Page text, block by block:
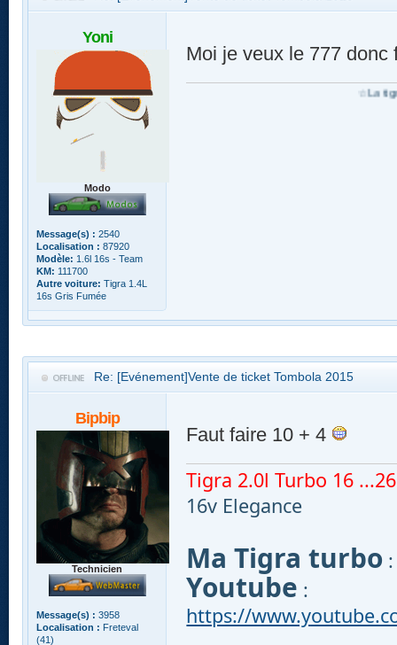
Yoni
Modo
Message(s) : 2540
Localisation : 87920
Modèle: 1.6l 16s - Team
KM: 111700
Autre voiture: Tigra 1.4L
16s Gris Fumée
Moi je veux le 777 donc
☆La tigraddiction ne se
Re: [Evénement]Vente de ticket Tombola 2015
Bipbip
Technicien
Message(s) : 3958
Localisation : Freteval
(41)
Faut faire 10 + 4
Tigra 2.0l Turbo 16
16v Elegance
Ma Tigra turbo
Youtube :
https://